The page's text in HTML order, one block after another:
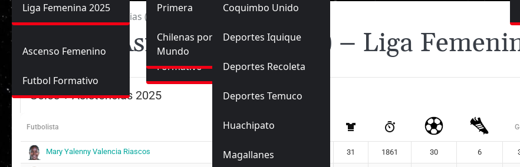
Sub-20
Sub-17
Futbol Nacional
Primera
Ascenso
Formativo
Futbol Internacional
Chilenas por el
Mundo
Coquimbo Unido
Deportes Iquique
Deportes Recoleta
Deportes Temuco
Huachipato
Magallanes
Ascenso
Primera División
Femenina
Liga Femenina 2025
Ascenso Femenino
Futbol Formativo
Inicio Goles + Asistencias (2025) – Liga Femenina
Goles + Asistencias (2025) – Liga
Goles + Asistencias 2025
Futbolista
Mary Yalenny Valencia Riascos 31 1861 30 6